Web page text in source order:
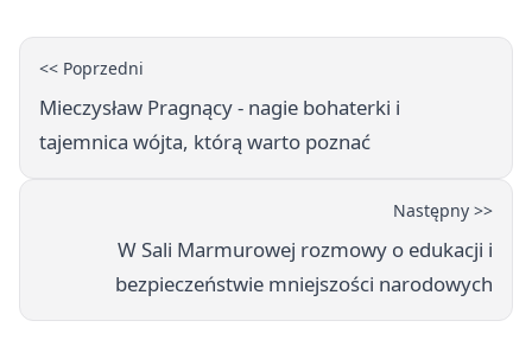
<< Poprzedni
Mieczysław Pragnący - nagie bohaterki i
tajemnica wójta, którą warto poznać
Następny >>
W Sali Marmurowej rozmowy o edukacji i
bezpieczeństwie mniejszości narodowych